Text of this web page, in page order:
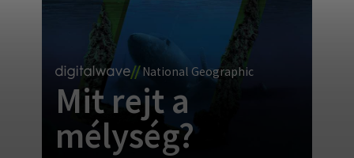
National Geographic
Mit rejt a
mélység?